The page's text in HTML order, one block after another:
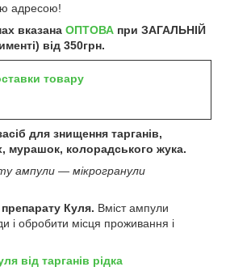
адресою!
вказана ОПТОВА при ЗАГАЛЬНІЙ
від 350грн.
товару
для знищення тарганів,
мурашок, колорадського жука.
ампули — мікрогранули
Куля. Вміст ампули
і обробити місця проживання і
від тарганів рідка